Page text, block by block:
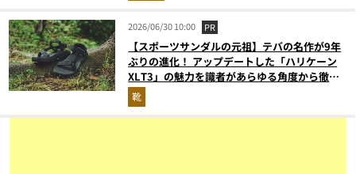
2026/06/30 10:00 PR
【スポーツサンダルの元祖】テバの名作が9年
ぶりの進化！ アップデートした「ハリケーン
XLT3」の魅力を識者があらゆる角度から徹底
解説！
靴